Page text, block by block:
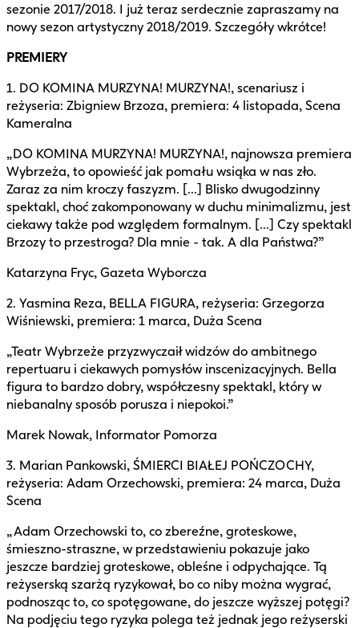
sezonie 2017/2018. I już teraz serdecznie zapraszamy na
nowy sezon artystyczny 2018/2019. Szczegóły wkrótce!
PREMIERY
1. DO KOMINA MURZYNA! MURZYNA!, scenariusz i
reżyseria: Zbigniew Brzoza, premiera: 4 listopada, Scena
Kameralna
„DO KOMINA MURZYNA! MURZYNA!, najnowsza premiera
Wybrzeża, to opowieść jak pomału wsiąka w nas zło.
Zaraz za nim kroczy faszyzm. [...] Blisko dwugodzinny
spektakl, choć zakomponowany w duchu minimalizmu, jest
ciekawy także pod względem formalnym. [...] Czy spektakl
Brzozy to przestroga? Dla mnie - tak. A dla Państwa?”
Katarzyna Fryc, Gazeta Wyborcza
2. Yasmina Reza, BELLA FIGURA, reżyseria: Grzegorza
Wiśniewski, premiera: 1 marca, Duża Scena
„Teatr Wybrzeże przyzwyczaił widzów do ambitnego
repertuaru i ciekawych pomysłów inscenizacyjnych. Bella
figura to bardzo dobry, współczesny spektakl, który w
niebanalny sposób porusza i niepokoi.”
Marek Nowak, Informator Pomorza
3. Marian Pankowski, ŚMIERCI BIAŁEJ POŃCZOCHY,
reżyseria: Adam Orzechowski, premiera: 24 marca, Duża
Scena
„Adam Orzechowski to, co zbereźne, groteskowe,
śmieszno-straszne, w przedstawieniu pokazuje jako
jeszcze bardziej groteskowe, obleśne i odpychające. Tą
reżyserską szarżą ryzykował, bo co niby można wygrać,
podnosząc to, co spotęgowane, do jeszcze wyższej potęgi?
Na podjęciu tego ryzyka polega też jednak jego reżyserski